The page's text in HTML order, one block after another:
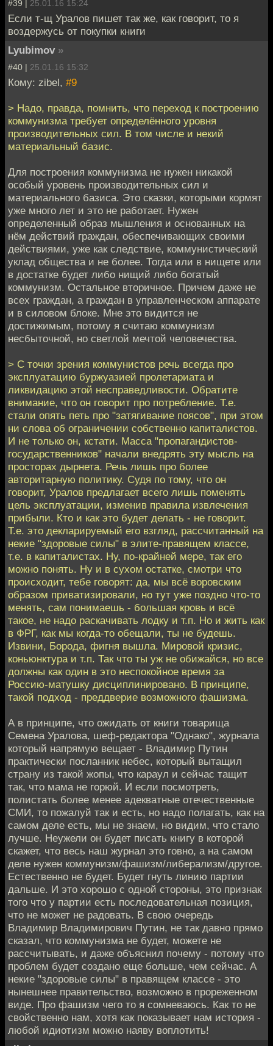
#39 | 25.01.16 15:24
Если т-щ Уралов пишет так же, как говорит, то я
воздержусь от покупки книги
Lyubimov »
#40 | 25.01.16 15:32
Кому: zibel, #9
> Надо, правда, помнить, что переход к построению
коммунизма требует определённого уровня
производительных сил. В том числе и некий
материальный базис.
Для построения коммунизма не нужен никакой
особый уровень производительных сил и
материального базиса. Это сказки, которыми кормят
уже много лет и это не работает. Нужен
определенный образ мышления и основанных на
нём действий граждан, обеспечивающих своими
действиями, уже как следствие, коммунистический
уклад общества и не более. Тогда или в нищете или
в достатке будет либо нищий либо богатый
коммунизм. Остальное вторичное. Причем даже не
всех граждан, а граждан в управленческом аппарате
и в силовом блоке. Мне это видится не
достижимым, потому я считаю коммунизм
несбыточной, но светлой мечтой человечества.
> С точки зрения коммунистов речь всегда про
эксплуатацию буржуазией пролетариата и
ликвидацию этой несправедливости. Обратите
внимание, что он говорит про потребление. Т.е.
стали опять петь про "затягивание поясов", при этом
ни слова об ограничении собственно капиталистов.
И не только он, кстати. Масса "пропагандистов-
государственников" начали внедрять эту мысль на
просторах дырнета. Речь лишь про более
авторитарную политику. Судя по тому, что он
говорит, Уралов предлагает всего лишь поменять
цель эксплуатации, изменив правила извлечения
прибыли. Кто и как это будет делать - не говорит.
Т.е. это декларируемый его взгляд, рассчитанный на
некие "здоровые силы" в элите-правящем классе,
т.е. в капиталистах. Ну, по-крайней мере, так его
можно понять. Ну и в сухом остатке, смотри что
происходит, тебе говорят: да, мы всё воровским
образом приватизировали, но тут уже поздно что-то
менять, сам понимаешь - большая кровь и всё
такое, не надо раскачивать лодку и т.п. Но и жить как
в ФРГ, как мы когда-то обещали, ты не будешь.
Извини, Борода, фигня вышла. Мировой кризис,
коньюнктура и т.п. Так что ты уж не обижайся, но все
должны как один в это неспокойное время за
Россию-матушку дисциплинировано. В принципе,
такой подход - преддверие возможного фашизма.
А в принципе, что ожидать от книги товарища
Семена Уралова, шеф-редактора "Однако", журнала
который напрямую вещает - Владимир Путин
практически посланник небес, который вытащил
страну из такой жопы, что караул и сейчас тащит
так, что мама не горюй. И если посмотреть,
полистать более менее адекватные отечественные
СМИ, то пожалуй так и есть, но надо полагать, как на
самом деле есть, мы не знаем, но видим, что стало
лучше. Неужели он будет писать книгу в которой
скажет, что весь наш журнал это говно, а на самом
деле нужен коммунизм/фашизм/либерализм/другое.
Естественно не будет. Будет гнуть линию партии
дальше. И это хорошо с одной стороны, это признак
того что у партии есть последовательная позиция,
что не может не радовать. В свою очередь
Владимир Владимирович Путин, не так давно прямо
сказал, что коммунизма не будет, можете не
рассчитывать, и даже объяснил почему - потому что
проблем будет создано еще больше, чем сейчас. А
некие "здоровые силы" в правящем классе - это
нынешнее правительство, возможно в прореженном
виде. Про фашизм чего то я сомневаюсь. Как то не
свойственно нам, хотя как показывает нам история -
любой идиотизм можно наяву воплотить!